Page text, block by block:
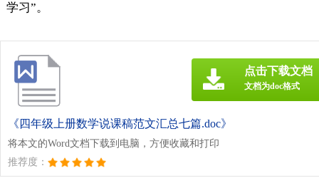
学习”。
《四年级上册数学说课稿范文汇总七篇.doc》
将本文的Word文档下载到电脑，方便收藏和打印
推荐度：
点击下载文档
文档为doc格式